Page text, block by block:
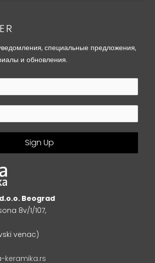
специальные предложения,
и обновления.
Beograd
8v/1/107,
venac)
keramika.rs